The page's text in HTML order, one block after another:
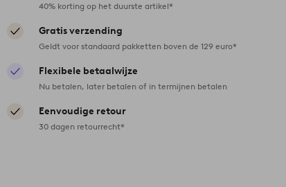
40% korting op het duurste artikel*
Gratis verzending
Geldt voor standaard pakketten boven de 129 euro*
Flexibele betaalwijze
Nu betalen, later betalen of in termijnen betalen
Eenvoudige retour
30 dagen retourrecht*